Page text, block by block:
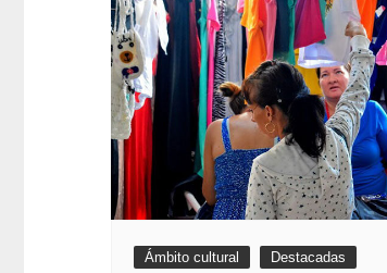
Ámbito cultural Destacadas